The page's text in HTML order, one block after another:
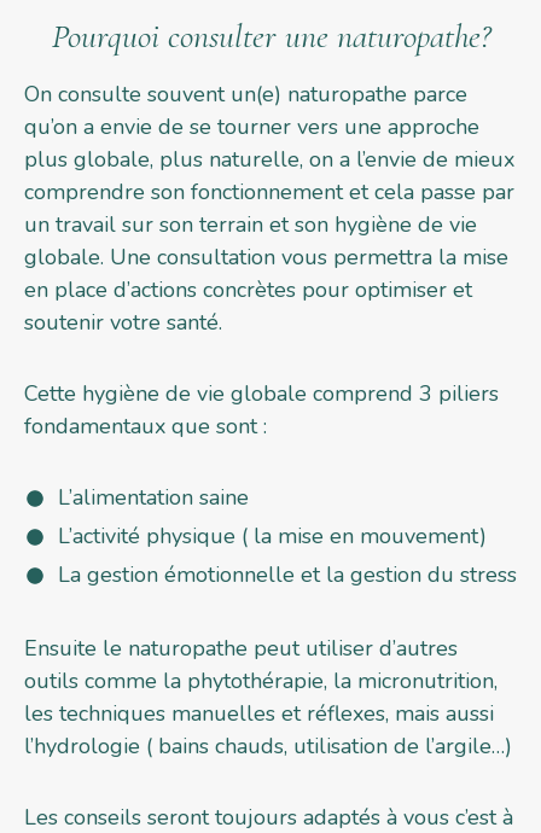
Pourquoi consulter une naturopathe?
On consulte souvent un(e) naturopathe parce
qu’on a envie de se tourner vers une approche
plus globale, plus naturelle, on a l’envie de mieux
comprendre son fonctionnement et cela passe par
un travail sur son terrain et son hygiène de vie
globale. Une consultation vous permettra la mise
en place d’actions concrètes pour optimiser et
soutenir votre santé.
Cette hygiène de vie globale comprend 3 piliers
fondamentaux que sont :
L’alimentation saine
L’activité physique ( la mise en mouvement)
La gestion émotionnelle et la gestion du stress
Ensuite le naturopathe peut utiliser d’autres
outils comme la phytothérapie, la micronutrition,
les techniques manuelles et réflexes, mais aussi
l’hydrologie ( bains chauds, utilisation de l’argile…)
Les conseils seront toujours adaptés à vous c’est à